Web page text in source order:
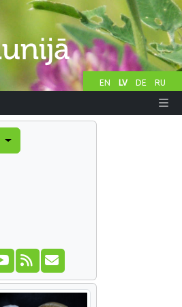
EN LV DE RU